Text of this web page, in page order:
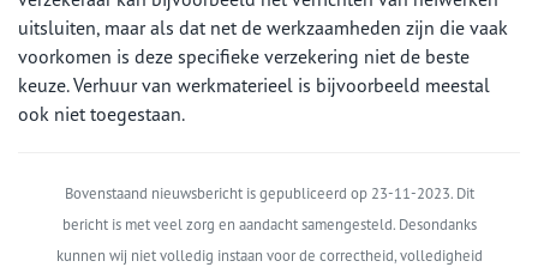
uitsluiten, maar als dat net de werkzaamheden zijn die vaak
voorkomen is deze specifieke verzekering niet de beste
keuze. Verhuur van werkmaterieel is bijvoorbeeld meestal
ook niet toegestaan.
Bovenstaand nieuwsbericht is gepubliceerd op 23-11-2023. Dit
bericht is met veel zorg en aandacht samengesteld. Desondanks
kunnen wij niet volledig instaan voor de correctheid, volledigheid